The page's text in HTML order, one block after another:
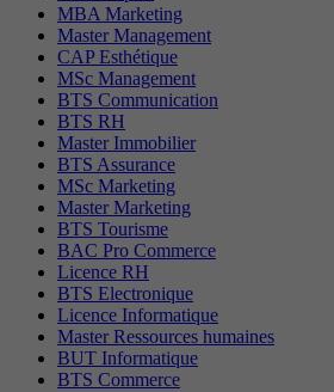
MBA Marketing
Master Management
CAP Esthétique
MSc Management
BTS Communication
BTS RH
Master Immobilier
BTS Assurance
MSc Marketing
Master Marketing
BTS Tourisme
BAC Pro Commerce
Licence RH
BTS Electronique
Licence Informatique
Master Ressources humaines
BUT Informatique
BTS Commerce